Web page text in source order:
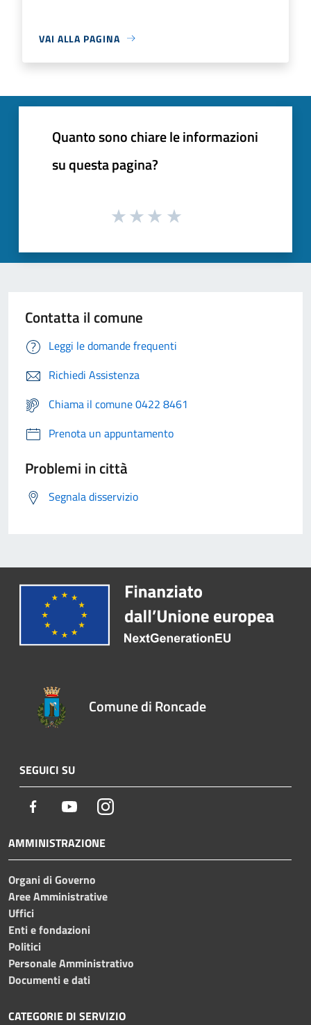
VAI ALLA PAGINA
Quanto sono chiare le informazioni
su questa pagina?
Contatta il comune
Leggi le domande frequenti
Richiedi Assistenza
Chiama il comune 0422 8461
Prenota un appuntamento
Problemi in città
Segnala disservizio
Comune di Roncade
SEGUICI SU
Facebook YoutubeInstagram
AMMINISTRAZIONE
Organi di Governo
Aree Amministrative
Uffici
Enti e fondazioni
Politici
Personale Amministrativo
Documenti e dati
CATEGORIE DI SERVIZIO